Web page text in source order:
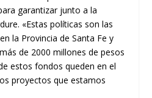
garantizar junto a la
«Estas políticas son las
la Provincia de Santa Fe y
de 2000 millones de pesos
estos fondos queden en el
proyectos que estamos